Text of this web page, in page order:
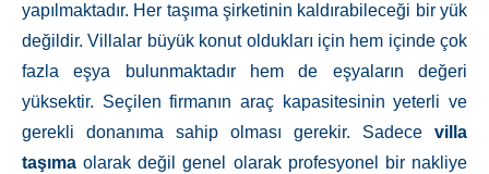
yapılmaktadır. Her taşıma şirketinin kaldırabileceği bir yük
değildir. Villalar büyük konut oldukları için hem içinde çok
fazla eşya bulunmaktadır hem de eşyaların değeri
yüksektir. Seçilen firmanın araç kapasitesinin yeterli ve
gerekli donanıma sahip olması gerekir. Sadece villa
taşıma olarak değil genel olarak profesyonel bir nakliye